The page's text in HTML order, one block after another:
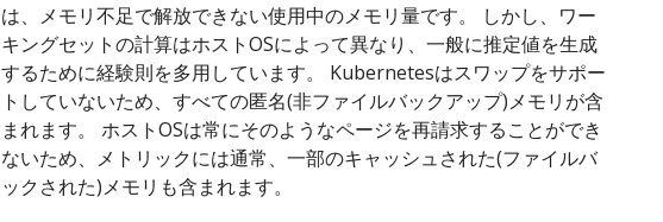
は、メモリ不足で解放できない使用中のメモリ量です。 しかし、ワー
キングセットの計算はホストOSによって異なり、一般に推定値を生成
するために経験則を多用しています。 Kubernetesはスワップをサポー
トしていないため、すべての匿名(非ファイルバックアップ)メモリが含
まれます。 ホストOSは常にそのようなページを再請求することができ
ないため、メトリックには通常、一部のキャッシュされた(ファイルバ
ックされた)メモリも含まれます。